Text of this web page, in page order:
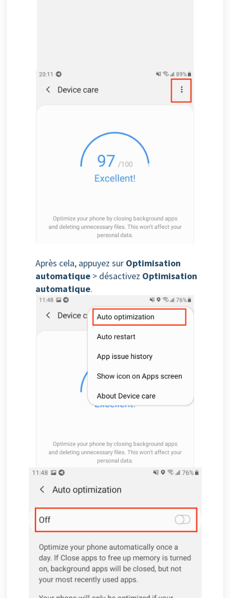
Après cela, appuyez sur Optimisation
automatique > désactivez Optimisation
automatique.